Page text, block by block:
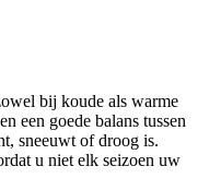
bij koude als warme
een goede balans tussen
sneeuwt of droog is.
u niet elk seizoen uw